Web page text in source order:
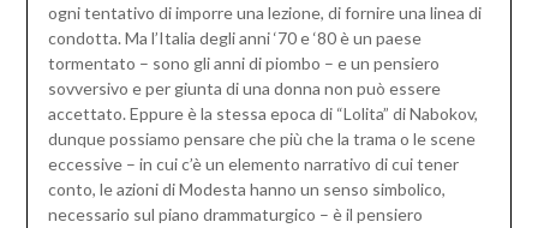
ogni tentativo di imporre una lezione, di fornire una linea di
condotta. Ma l’Italia degli anni ‘70 e ‘80 è un paese
tormentato – sono gli anni di piombo – e un pensiero
sovversivo e per giunta di una donna non può essere
accettato. Eppure è la stessa epoca di “Lolita” di Nabokov,
dunque possiamo pensare che più che la trama o le scene
eccessive – in cui c’è un elemento narrativo di cui tener
conto, le azioni di Modesta hanno un senso simbolico,
necessario sul piano drammaturgico – è il pensiero